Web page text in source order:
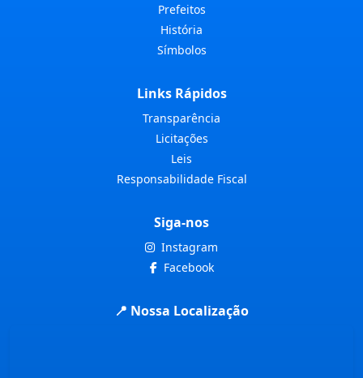
Prefeitos
História
Símbolos
Links Rápidos
Transparência
Licitações
Leis
Responsabilidade Fiscal
Siga-nos
Instagram
Facebook
📍 Nossa Localização